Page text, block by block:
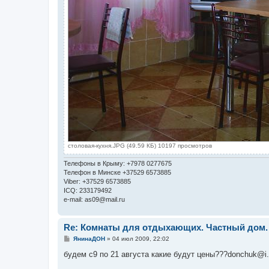
столовая-кухня.JPG (49.59 КБ) 10197 просмотров
Телефоны в Крыму: +7978 0277675
Телефон в Минске +37529 6573885
Viber: +37529 6573885
ICQ: 233179492
e-mail: as09@mail.ru
Re: Комнаты для отдыхающих. Частный дом.
С
о
б
ЯнинаДОН» 04 июл 2009, 22:02
будем с9 по 21 августа какие будут